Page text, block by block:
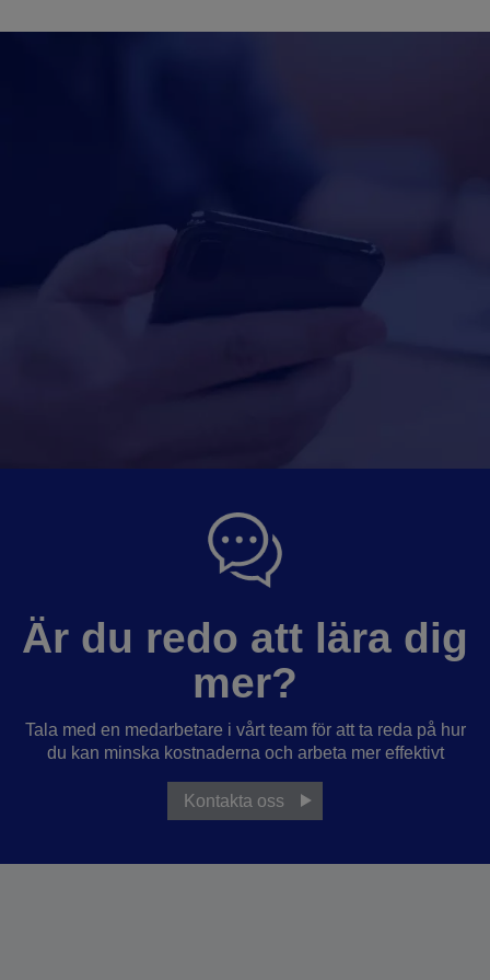
Är du redo att lära dig
mer?
Tala med en medarbetare i vårt team för att ta reda på hur
du kan minska kostnaderna och arbeta mer effektivt
Kontakta oss